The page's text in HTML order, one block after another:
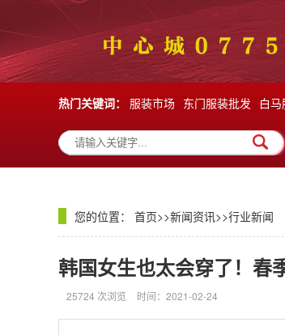
热门关键词： 服装市场 东门服装批发 白
您的位置： 首页>>新闻资讯>>行业新闻
韩国女生也太会穿了！春
25724 次浏览 时间：2021-02-24